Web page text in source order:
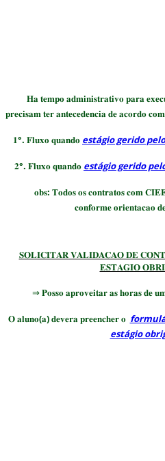
𝐇𝐚 𝐭𝐞𝐦𝐩𝐨 𝐚𝐝𝐦𝐢𝐧𝐢𝐬𝐭𝐫𝐚𝐭𝐢𝐯𝐨 𝐩𝐚𝐫𝐚
𝐩𝐫𝐞𝐜𝐢𝐬𝐚𝐦 𝐭𝐞𝐫 𝐚𝐧𝐭𝐞𝐜𝐞𝐝𝐞𝐧𝐜𝐢𝐚 𝐝𝐞 𝐚𝐜𝐨𝐫𝐝𝐨 𝐜𝐨𝐦
𝟏°. 𝐅𝐥𝐮𝐱𝐨 𝐪𝐮𝐚𝐧𝐝𝐨 estágio gerido pelo
𝟐°. 𝐅𝐥𝐮𝐱𝐨 𝐪𝐮𝐚𝐧𝐝𝐨 estágio gerido
𝐨𝐛𝐬: 𝐓𝐨𝐝𝐨𝐬 𝐨𝐬 𝐜𝐨𝐧𝐭𝐫𝐚𝐭𝐨𝐬 𝐜𝐨𝐦 𝐂𝐈𝐄𝐄
𝐜𝐨𝐧𝐟𝐨𝐫𝐦𝐞 𝐨𝐫𝐢𝐞𝐧𝐭𝐚𝐜𝐚𝐨
𝐒𝐎𝐋𝐈𝐂𝐈𝐓𝐀𝐑 𝐕𝐀𝐋𝐈𝐃𝐀𝐂𝐀𝐎 𝐃𝐄
𝐄𝐒𝐓𝐀𝐆𝐈𝐎
⇒ 𝐏𝐨𝐬𝐬𝐨 𝐚𝐩𝐫𝐨𝐯𝐞𝐢𝐭𝐚𝐫 𝐚𝐬 𝐡𝐨𝐫𝐚𝐬 𝐝𝐞
𝐎 𝐚𝐥𝐮𝐧𝐨(𝐚) 𝐝𝐞𝐯𝐞𝐫𝐚 𝐩𝐫𝐞𝐞𝐧𝐜𝐡𝐞𝐫 𝐨
estágio